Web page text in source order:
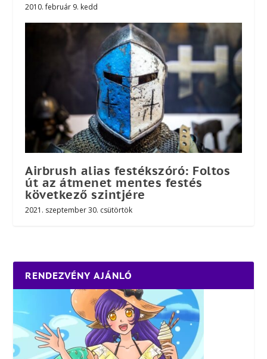
2010. február 9. kedd
Airbrush alias festékszóró: Foltos
út az átmenet mentes festés
következő szintjére
2021. szeptember 30. csütörtök
RENDEZVÉNY AJÁNLÓ